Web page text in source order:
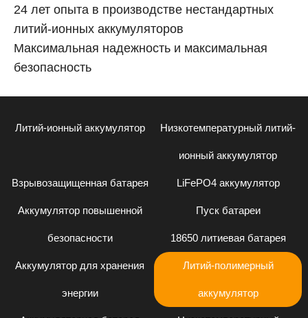
24 лет опыта в производстве нестандартных
литий-ионных аккумуляторов
Максимальная надежность и максимальная
безопасность
Литий-ионный аккумулятор Низкотемпературный литий-
ионный аккумулятор
Взрывозащищенная батарея LiFePO4 аккумулятор
Аккумулятор повышенной
безопасности
Пуск батареи
18650 литиевая батарея
Аккумулятор для хранения
энергии
Литий-полимерный
аккумулятор